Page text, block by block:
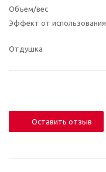
Объем/вес
Эффект от использования
Отдушка
Оставить отзыв